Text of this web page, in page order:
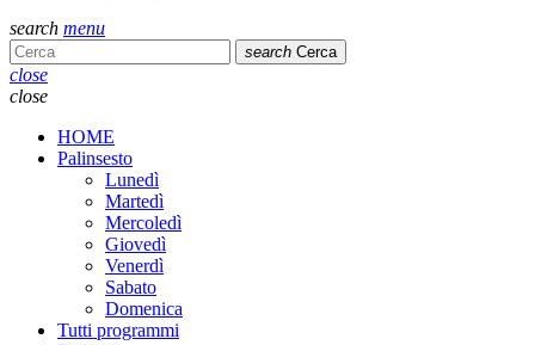
search menu
search Cerca
close
close
HOME
Palinsesto
Lunedì
Martedì
Mercoledì
Giovedì
Venerdì
Sabato
Domenica
Tutti programmi